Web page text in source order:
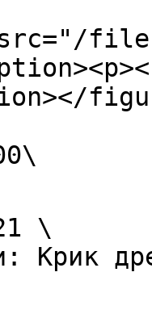
\
Крик